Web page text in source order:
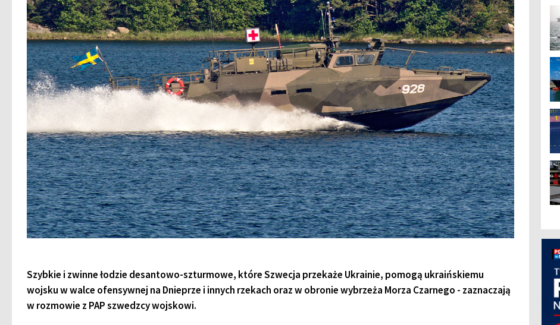
Szybkie i zwinne łodzie desantowo-szturmowe, które Szwecja przekaże Ukrainie, pomogą ukraińskiemu
wojsku w walce ofensywnej na Dnieprze i innych rzekach oraz w obronie wybrzeża Morza Czarnego - zaznaczają
w rozmowie z PAP szwedzcy wojskowi.